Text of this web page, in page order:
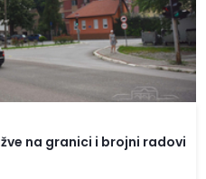
na granici i brojni radovi